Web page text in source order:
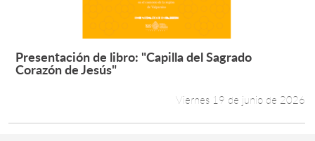
Leer más +
Presentación de libro: "Capilla del Sagrado
Corazón de Jesús"
Viernes 19 de junio de 2026